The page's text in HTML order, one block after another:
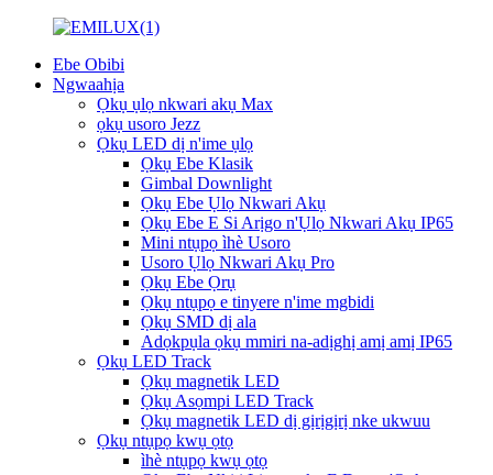
Ebe Obibi
Ngwaahịa
Ọkụ ụlọ nkwari akụ Max
ọkụ usoro Jezz
Ọkụ LED dị n'ime ụlọ
Ọkụ Ebe Klasik
Gimbal Downlight
Ọkụ Ebe Ụlọ Nkwari Akụ
Ọkụ Ebe E Si Arịgo n'Ụlọ Nkwari Akụ IP65
Mini ntụpọ ìhè Usoro
Usoro Ụlọ Nkwari Akụ Pro
Ọkụ Ebe Ọrụ
Ọkụ ntụpọ e tinyere n'ime mgbidi
Ọkụ SMD dị ala
Adọkpụla ọkụ mmiri na-adịghị amị amị IP65
Ọkụ LED Track
Ọkụ magnetik LED
Ọkụ Asọmpi LED Track
Ọkụ magnetik LED dị gịrịgịrị nke ukwuu
Ọkụ ntụpọ kwụ ọtọ
ìhè ntụpọ kwụ ọtọ